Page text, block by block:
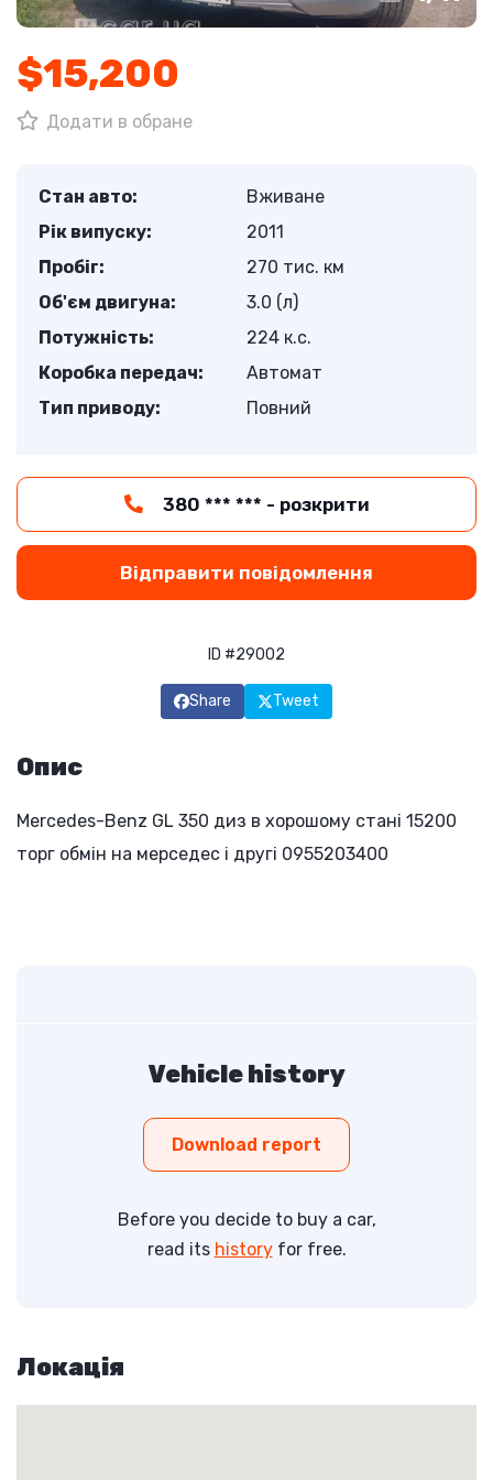
$15,200
Додати в обране
Стан авто:
Вживане
Рік випуску:
2011
Пробіг:
270 тис. км
Об'єм двигуна:
3.0 (л)
Потужність:
224 к.с.
Коробка передач:
Автомат
Тип приводу:
Повний
380 *** *** - розкрити
Відправити повідомлення
ID #29002
Share Tweet
Опис
Mercedes-Benz GL 350 диз в хорошому стані 15200
торг обмін на мерседес і другі 0955203400
Vehicle history
Download report
Before you decide to buy a car,
read its historyfor free.
Локація